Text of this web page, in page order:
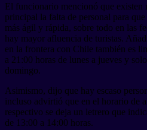
El funcionario mencionó que existen
principal la falta de personal para
más ágil y rápida, sobre todo en las
hay mayor afluencia de turistas.
en la frontera con Chile también es
a 21:00 horas de lunes a jueves y
domingo.
Asimismo, dijo que hay escaso
incluso advirtió que en el horario de
respectivo se deja un letrero que
de 13:00 a 14:00 horas.